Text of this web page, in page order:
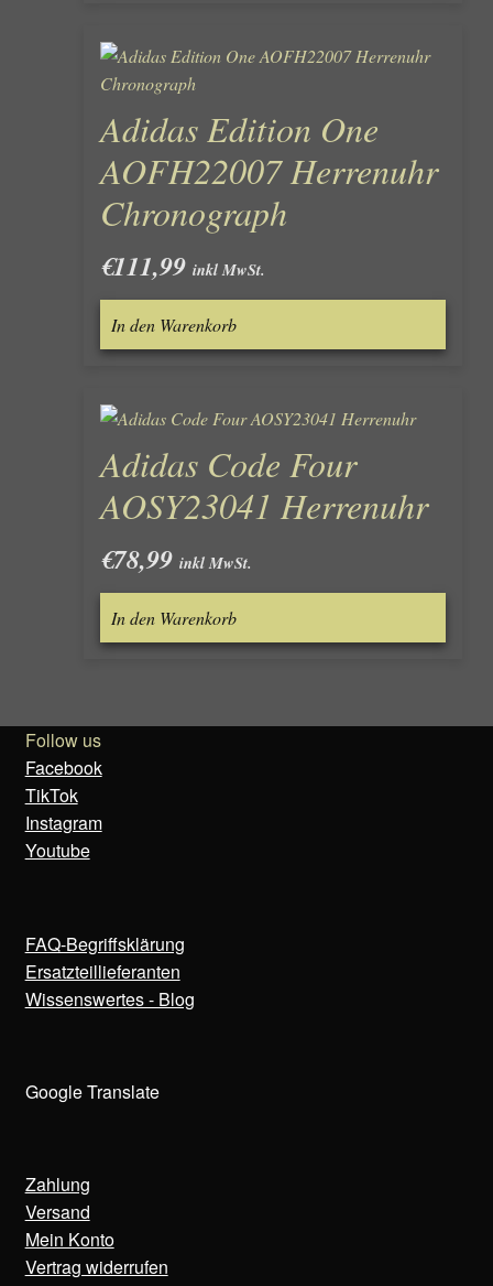
Adidas Edition One
AOFH22007 Herrenuhr
Chronograph
€111,99 inkl MwSt.
In den Warenkorb
Adidas Code Four
AOSY23041 Herrenuhr
€78,99 inkl MwSt.
In den Warenkorb
Follow us
Facebook
TikTok
Instagram
Youtube
FAQ-Begriffsklärung
Ersatzteillieferanten
Wissenswertes - Blog
Google Translate
Zahlung
Versand
Mein Konto
Vertrag widerrufen